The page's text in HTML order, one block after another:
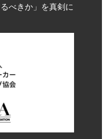
べきか」を真剣に